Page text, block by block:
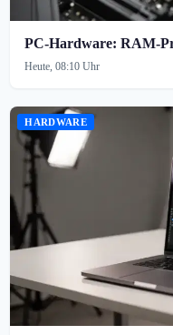
PC-Hardware: RAM-
Heute, 08:10 Uhr
HARDWARE